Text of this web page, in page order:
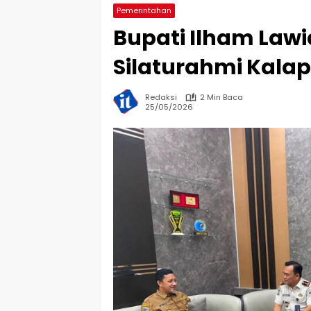
Pemerintahan
Bupati Ilham
Silaturahmi
Redaksi
2 Min Baca
25/05/2026